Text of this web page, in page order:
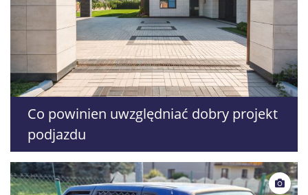
Co powinien uwzględniać dobry projekt
podjazdu